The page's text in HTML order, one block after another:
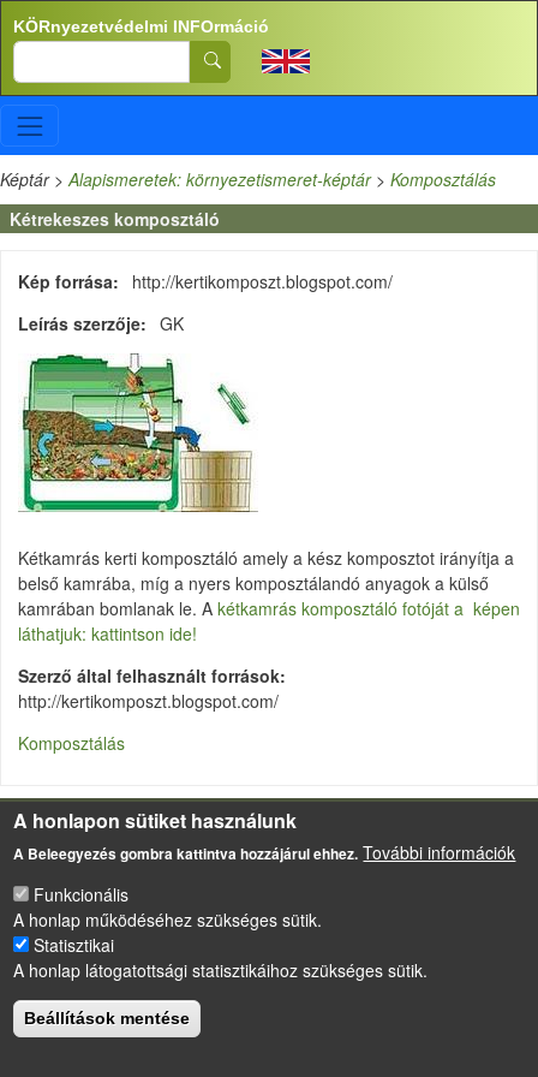
Ugrás a tartalomra
KÖRnyezetvédelmi INFOrmáció
Search
Képtár>Alapismeretek: környezetismeret-képtár> Komposztálás
Kétrekeszes komposztáló
Kép forrása
http://kertikomposzt.blogspot.com/
Leírás szerzője
GK
Kétkamrás kerti komposztáló amely a kész komposztot irányítja a
belső kamrába, míg a nyers komposztálandó anyagok a külső
kamrában bomlanak le. A kétkamrás komposztáló fotóját a képen
láthatjuk: kattintson ide!
Szerző által felhasznált források
http://kertikomposzt.blogspot.com/
Komposztálás
LÁBLÉC
Impresszum
Drupal alapú webhely
A honlapon sütiket használunk
A Beleegyezés gombra kattintva hozzájárul ehhez. További információk
Funkcionális
A honlap működéséhez szükséges sütik.
Statisztikai
A honlap látogatottsági statisztikáihoz szükséges sütik.
Beállítások mentése